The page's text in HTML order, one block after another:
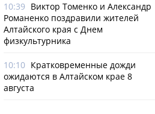
10:39 Виктор Томенко и Александр
Романенко поздравили жителей
Алтайского края с Днем
физкультурника
10:10 Кратковременные дожди
ожидаются в Алтайском крае 8
августа